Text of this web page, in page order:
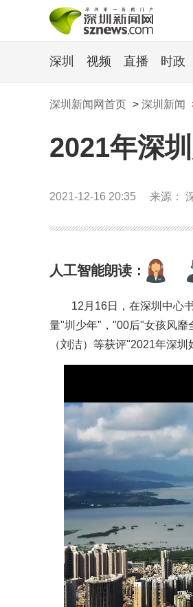
深圳 视频 直播 时政
深圳新闻网首页 > 深圳新闻
2021年深
2021-12-16 20:35 来源：
人工智能朗读：
12月16日，在深圳中心
量"圳少年"，"00后"女孩风靡
（刘洁）等获评"2021年深圳